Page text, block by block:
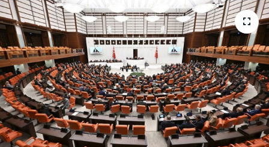
Kültür - Sanat
Lider Haber TV Canlı Yayın izle